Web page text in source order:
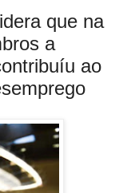
que na
a
ao